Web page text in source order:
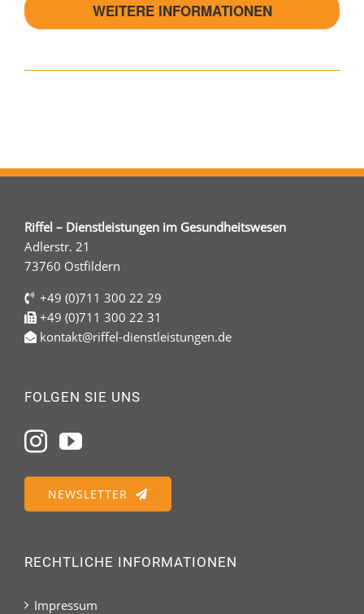
WEITERE INFORMATIONEN
Riffel – Dienstleistungen im Gesundheitswesen
Adlerstr. 21
73760 Ostfildern
+49 (0)711 300 22 29
+49 (0)711 300 22 31
kontakt@riffel-dienstleistungen.de
FOLGEN SIE UNS
NEWSLETTER
RECHTLICHE INFORMATIONEN
Impressum